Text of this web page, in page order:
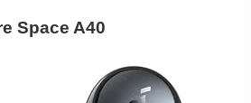
Space A40